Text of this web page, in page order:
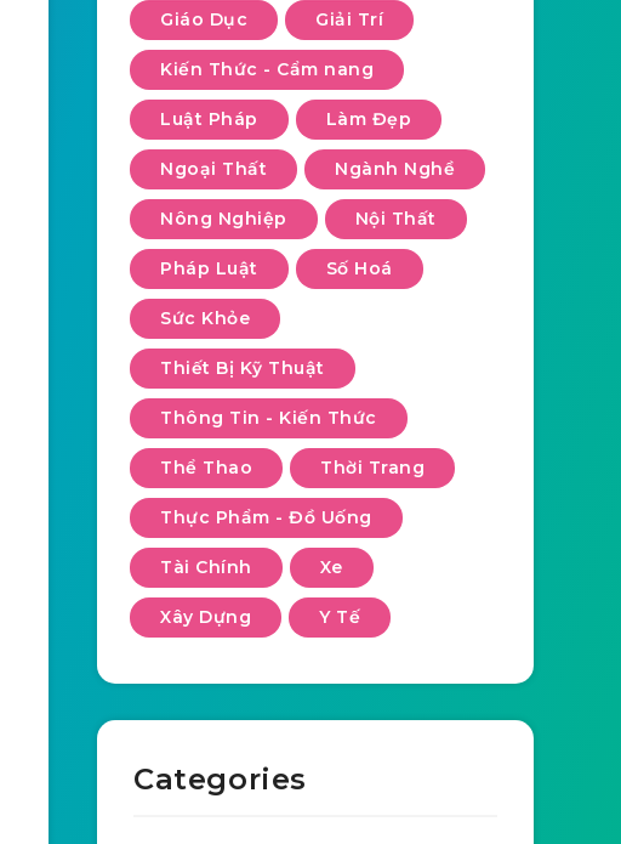
Giáo Dục Giải Trí
Kiến Thức - Cẩm nang
Luật Pháp Làm Đẹp
Ngoại Thất Ngành Nghề
Nông Nghiệp Nội Thất
Pháp Luật Số Hoá
Sức Khỏe
Thiết Bị Kỹ Thuật
Thông Tin - Kiến Thức
Thể Thao Thời Trang
Thực Phẩm - Đồ Uống
Tài Chính Xe
Xây Dựng Y Tế
Categories